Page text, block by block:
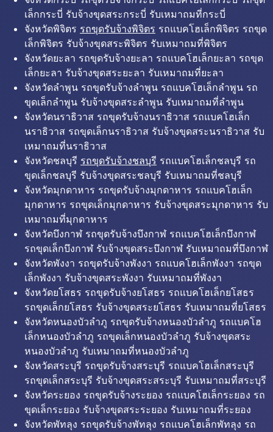
เล็กกระบี่ รับจ้างขุดสระกระบี่ รับเหมาถมที่กระบี่
จังหวัดพิจิตร รถขุดรับจ้างพิจิตร รถแบคโฮเล็กพิจิตร รถขุด
เล็กพิจิตร รับจ้างขุดสระพิจิตร รับเหมาถมที่พิจิตร
จังหวัดยะลา รถขุดรับจ้างยะลา รถแบคโฮเล็กยะลา รถขุด
เล็กยะลา รับจ้างขุดสระยะลา รับเหมาถมที่ยะลา
จังหวัดลำพูน รถขุดรับจ้างลำพูน รถแบคโฮเล็กลำพูน รถ
ขุดเล็กลำพูน รับจ้างขุดสระลำพูน รับเหมาถมที่ลำพูน
จังหวัดนราธิวาส รถขุดรับจ้างนราธิวาส รถแบคโฮเล็ก
นราธิวาส รถขุดเล็กนราธิวาส รับจ้างขุดสระนราธิวาส รับ
เหมาถมที่นราธิวาส
จังหวัดชลบุรี รถขุดรับจ้างชลบุรี รถแบคโฮเล็กชลบุรี รถ
ขุดเล็กชลบุรี รับจ้างขุดสระชลบุรี รับเหมาถมที่ชลบุรี
จังหวัดมุกดาหาร รถขุดรับจ้างมุกดาหาร รถแบคโฮเล็ก
มุกดาหาร รถขุดเล็กมุกดาหาร รับจ้างขุดสระมุกดาหาร รับ
เหมาถมที่มุกดาหาร
จังหวัดบึงกาฬ รถขุดรับจ้างบึงกาฬ รถแบคโฮเล็กบึงกาฬ
รถขุดเล็กบึงกาฬ รับจ้างขุดสระบึงกาฬ รับเหมาถมที่บึงกาฬ
จังหวัดพังงา รถขุดรับจ้างพังงา รถแบคโฮเล็กพังงา รถขุด
เล็กพังงา รับจ้างขุดสระพังงา รับเหมาถมที่พังงา
จังหวัดยโสธร รถขุดรับจ้างยโสธร รถแบคโฮเล็กยโสธร
รถขุดเล็กยโสธร รับจ้างขุดสระยโสธร รับเหมาถมที่ยโสธร
จังหวัดหนองบัวลำภู รถขุดรับจ้างหนองบัวลำภู รถแบคโฮ
เล็กหนองบัวลำภู รถขุดเล็กหนองบัวลำภู รับจ้างขุดสระ
หนองบัวลำภู รับเหมาถมที่หนองบัวลำภู
จังหวัดสระบุรี รถขุดรับจ้างสระบุรี รถแบคโฮเล็กสระบุรี
รถขุดเล็กสระบุรี รับจ้างขุดสระสระบุรี รับเหมาถมที่สระบุรี
จังหวัดระยอง รถขุดรับจ้างระยอง รถแบคโฮเล็กระยอง รถ
ขุดเล็กระยอง รับจ้างขุดสระระยอง รับเหมาถมที่ระยอง
จังหวัดพัทลุง รถขุดรับจ้างพัทลุง รถแบคโฮเล็กพัทลุง รถ